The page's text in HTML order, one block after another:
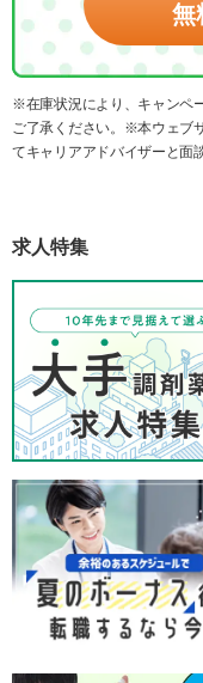
無
※在庫状況により、キャンペ
ご了承ください。※本ウェブ
てキャリアアドバイザーと面
求人特集